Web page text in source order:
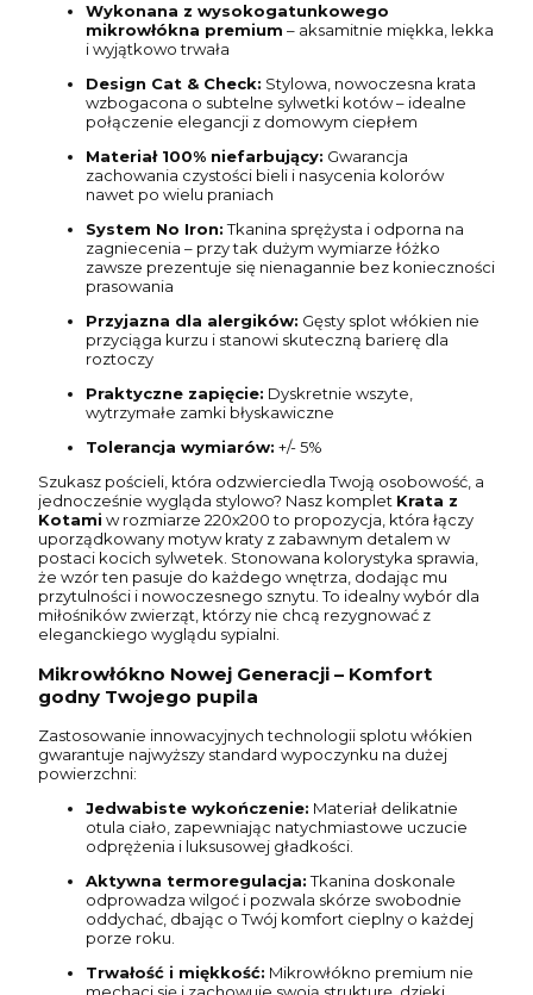
Wykonana z wysokogatunkowego
mikrowłókna premium – aksamitnie miękka, lekka
i wyjątkowo trwała
Design Cat & Check: Stylowa, nowoczesna krata
wzbogacona o subtelne sylwetki kotów – idealne
połączenie elegancji z domowym ciepłem
Materiał 100% niefarbujący: Gwarancja
zachowania czystości bieli i nasycenia kolorów
nawet po wielu praniach
System No Iron:Tkanina sprężysta i odporna na
zagniecenia – przy tak dużym wymiarze łóżko
zawsze prezentuje się nienagannie bez konieczności
prasowania
Przyjazna dla alergików: Gęsty splot włókien nie
przyciąga kurzu i stanowi skuteczną barierę dla
roztoczy
Praktyczne zapięcie: Dyskretnie wszyte,
wytrzymałe zamki błyskawiczne
Tolerancja wymiarów: +/- 5%
Szukasz pościeli, która odzwierciedla Twoją osobowość, a
jednocześnie wygląda stylowo? Nasz komplet Krata z
Kotami w rozmiarze 220x200 to propozycja, która łączy
uporządkowany motyw kraty z zabawnym detalem w
postaci kocich sylwetek. Stonowana kolorystyka sprawia,
że wzór ten pasuje do każdego wnętrza, dodając mu
przytulności i nowoczesnego sznytu. To idealny wybór dla
miłośników zwierząt, którzy nie chcą rezygnować z
eleganckiego wyglądu sypialni.
Mikrowłókno Nowej Generacji – Komfort
godny Twojego pupila
Zastosowanie innowacyjnych technologii splotu włókien
gwarantuje najwyższy standard wypoczynku na dużej
powierzchni:
Jedwabiste wykończenie: Materiał delikatnie
otula ciało, zapewniając natychmiastowe uczucie
odprężenia i luksusowej gładkości.
Aktywna termoregulacja:Tkanina doskonale
odprowadza wilgoć i pozwala skórze swobodnie
oddychać, dbając o Twój komfort cieplny o każdej
porze roku.
Trwałość i miękkość: Mikrowłókno premium nie
mechaci się i zachowuje swoją strukturę, dzięki